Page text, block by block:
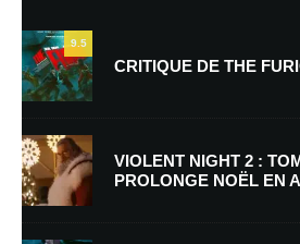
Nom*
9.5
CRITIQUE DE THE
VIOLENT NIGHT 2 :
PROLONGE NOËL EN